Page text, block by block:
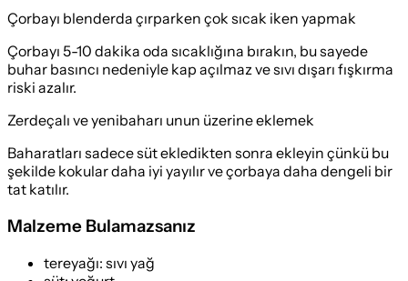
Çorbayı blenderda çırparken çok sıcak iken yapmak
Çorbayı 5-10 dakika oda sıcaklığına bırakın, bu sayede
buhar basıncı nedeniyle kap açılmaz ve sıvı dışarı fışkırma
riski azalır.
Zerdeçalı ve yenibaharı unun üzerine eklemek
Baharatları sadece süt ekledikten sonra ekleyin çünkü bu
şekilde kokular daha iyi yayılır ve çorbaya daha dengeli bir
tat katılır.
Malzeme Bulamazsanız
tereyağı: sıvı yağ